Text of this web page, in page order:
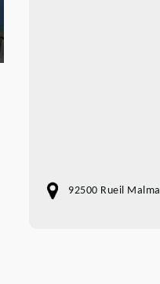
92500 Rueil